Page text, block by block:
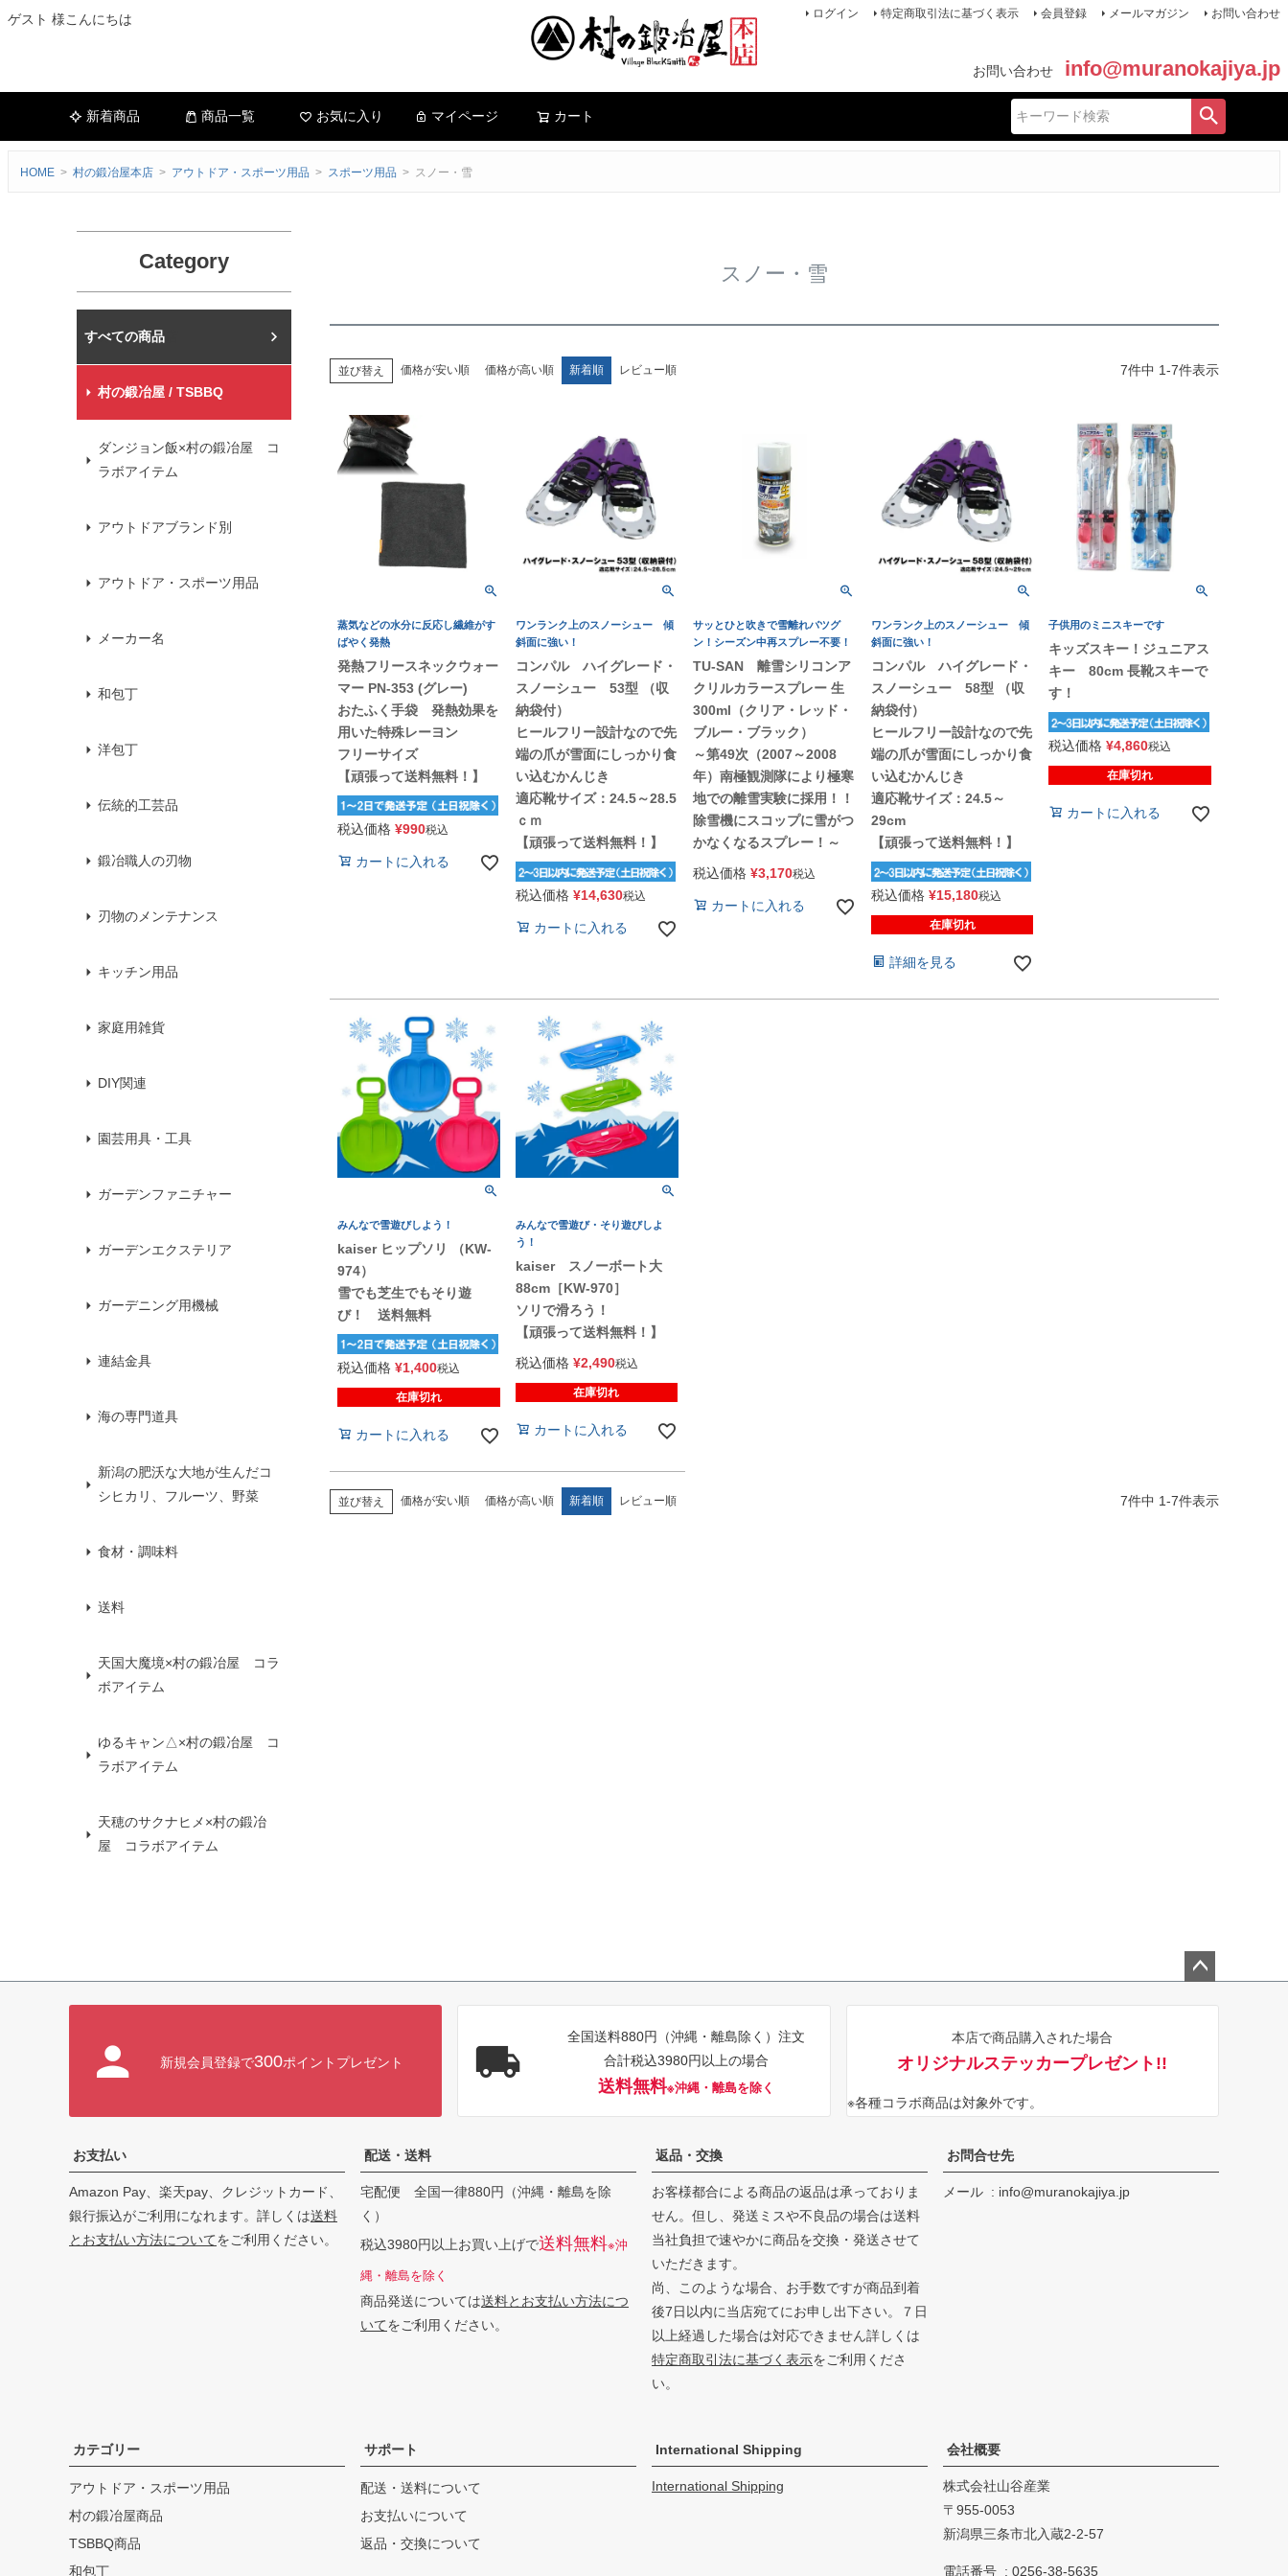
ゲスト 様こんにちは ログイン 特定商取引法に基づく表示 会員登録 メールマガジン お問い合わせ
お問い合わせ info@muranokajiya.jp
新着商品 商品一覧 お気に入り マイページ カート
HOME 村の鍛冶屋本店 アウトドア・スポーツ用品 スポーツ用品 スノー・雪
Category
村の鍛冶屋本店
村の鍛冶屋 / TSBBQ
ダンジョン飯×村の鍛冶屋 コ
ラボアイテム
アウトドアブランド別
アウトドア・スポーツ用品
メーカー名
和包丁
洋包丁
伝統的工芸品
鍛冶職人の刃物
刃物のメンテナンス
キッチン用品
家庭用雑貨
DIY関連
園芸用具・工具
ガーデンファニチャー
ガーデンエクステリア
ガーデニング用機械
連結金具
海の専門道具
新潟の肥沃な大地が生んだコ
シヒカリ、フルーツ、野菜
食材・調味料
送料
天国大魔境×村の鍛冶屋 コラ
ボアイテム
ゆるキャン△×村の鍛冶屋 コ
ラボアイテム
天穂のサクナヒメ×村の鍛冶
屋 コラボアイテム
スノー・雪
並び替え 価格が安い順 価格が高い順 新着順 レビュー順 7件中 1-7件表示
蒸気などの水分に反応し繊維がす
ばやく発熱
発熱フリースネックウォー
マー PN-353 (グレー)
おたふく手袋 発熱効果を
用いた特殊レーヨン
フリーサイズ
【頑張って送料無料！】
税込価格 ¥990税込
カートに入れる
ワンランク上のスノーシュー 傾
斜面に強い！
コンパル ハイグレード・
スノーシュー 53型 （収
納袋付）
ヒールフリー設計なので先
端の爪が雪面にしっかり食
い込むかんじき
適応靴サイズ：24.5～28.5
ｃｍ
【頑張って送料無料！】
税込価格 ¥14,630税込
カートに入れる
サッとひと吹きで雪離れバツグ
ン！シーズン中再スプレー不要！
TU-SAN 離雪シリコンア
クリルカラースプレー 生
300ml（クリア・レッド・
ブルー・ブラック）
～第49次（2007～2008
年）南極観測隊により極寒
地での離雪実験に採用！！
除雪機にスコップに雪がつ
かなくなるスプレー！～
税込価格 ¥3,170税込
カートに入れる
ワンランク上のスノーシュー 傾
斜面に強い！
コンパル ハイグレード・
スノーシュー 58型 （収
納袋付）
ヒールフリー設計なので先
端の爪が雪面にしっかり食
い込むかんじき
適応靴サイズ：24.5～
29cm
【頑張って送料無料！】
税込価格 ¥15,180税込
在庫切れ
詳細を見る
子供用のミニスキーです
キッズスキー！ジュニアス
キー 80cm 長靴スキーで
す！
税込価格 ¥4,860税込
在庫切れ
カートに入れる
みんなで雪遊びしよう！
kaiser ヒップソリ （KW-
974）
雪でも芝生でもそり遊
び！ 送料無料
税込価格 ¥1,400税込
在庫切れ
カートに入れる
みんなで雪遊び・そり遊びしよ
う！
kaiser スノーボート大
88cm［KW-970］
ソリで滑ろう！
【頑張って送料無料！】
税込価格 ¥2,490税込
在庫切れ
カートに入れる
並び替え 価格が安い順 価格が高い順 新着順 レビュー順 7件中 1-7件表示
新規会員登録で300ポイントプレゼント
全国送料880円（沖縄・離島除く）注文
合計税込3980円以上の場合
送料無料※沖縄・離島を除く
本店で商品購入された場合
オリジナルステッカープレゼント!!
※各種コラボ商品は対象外です。
お支払い
Amazon Pay、楽天pay、クレジットカード、
銀行振込がご利用になれます。詳しくは送料
とお支払い方法についてをご利用ください。
配送・送料
宅配便 全国一律880円（沖縄・離島を除
く）
税込3980円以上お買い上げで送料無料※沖
縄・離島を除く
商品発送については送料とお支払い方法につ
いてをご利用ください。
返品・交換
お客様都合による商品の返品は承っておりま
せん。但し、発送ミスや不良品の場合は送料
当社負担で速やかに商品を交換・発送させて
いただきます。
尚、このような場合、お手数ですが商品到着
後7日以内に当店宛てにお申し出下さい。７日
以上経過した場合は対応できません詳しくは
特定商取引法に基づく表示をご利用くださ
い。
お問合せ先
メール info@muranokajiya.jp
カテゴリー
アウトドア・スポーツ用品
村の鍛冶屋商品
TSBBQ商品
和包丁
サポート
配送・送料について
お支払いについて
返品・交換について
International Shipping
International Shipping
会社概要
株式会社山谷産業
955-0053
新潟県三条市北入蔵2-2-57
電話番号 0256-38-5635